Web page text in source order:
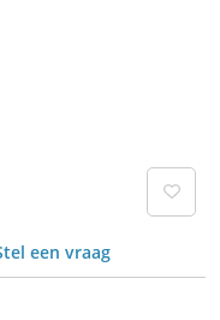
een vraag